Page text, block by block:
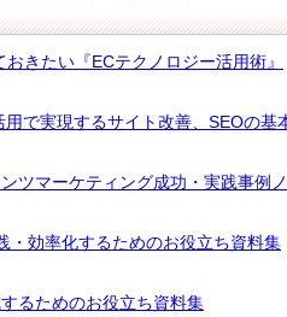
きたい『ECテクノロジー活用術』
用で実現するサイト改善、SEOの
ツマーケティング成功・実践事例
・効率化するためのお役立ち資料集
るためのお役立ち資料集